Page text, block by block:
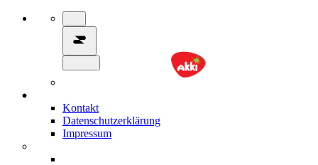
Kontakt
Datenschutzerklärung
Impressum